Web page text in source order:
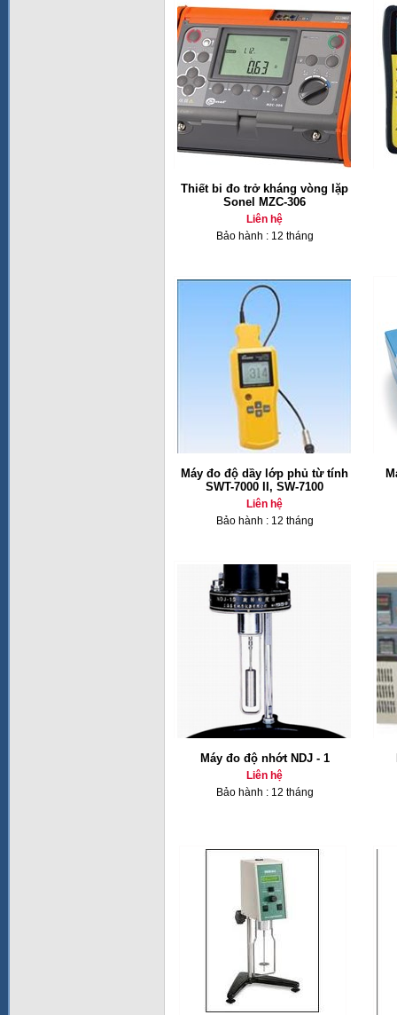
Thiết bi đo trở kháng vòng lặp
Sonel MZC-306
Liên hệ
Bảo hành : 12 tháng
Máy đo độ dầy lớp phủ từ tính
SWT-7000 II, SW-7100
Liên hệ
Bảo hành : 12 tháng
Máy đo độ nhớt NDJ - 1
Liên hệ
Bảo hành : 12 tháng